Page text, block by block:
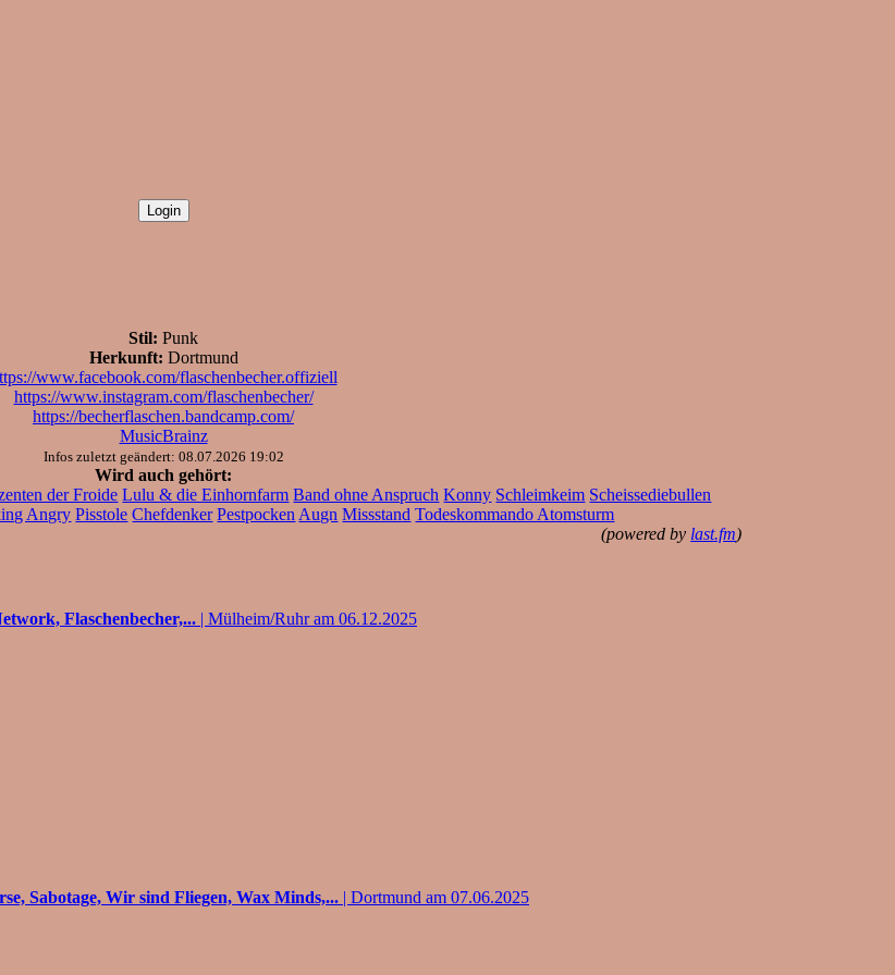
Stil: Punk
Herkunft: Dortmund
www.facebook.com/flaschenbecher.offiziell
https://www.instagram.com/flaschenbecher/
https://becherflaschen.bandcamp.com/
MusicBrainz
Infos zuletzt geändert: 08.07.2026 19:02
Wird auch gehört:
der Froide Lulu & die Einhornfarm Band ohne Anspruch Konny Schleimkeim Scheissediebullen
Angry Pisstole Chefdenker Pestpocken Augn Missstand Todeskommando Atomsturm
(powered by last.fm)
Flaschenbecher,... | Mülheim/Ruhr am 06.12.2025
Sabotage, Wir sind Fliegen, Wax Minds,... | Dortmund am 07.06.2025